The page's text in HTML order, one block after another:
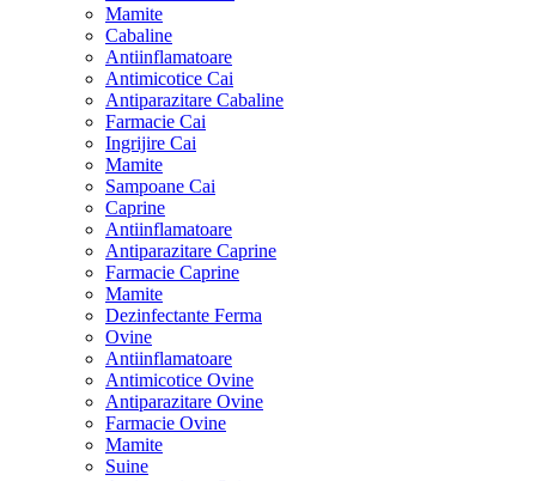
Mamite
Cabaline
Antiinflamatoare
Antimicotice Cai
Antiparazitare Cabaline
Farmacie Cai
Ingrijire Cai
Mamite
Sampoane Cai
Caprine
Antiinflamatoare
Antiparazitare Caprine
Farmacie Caprine
Mamite
Dezinfectante Ferma
Ovine
Antiinflamatoare
Antimicotice Ovine
Antiparazitare Ovine
Farmacie Ovine
Mamite
Suine